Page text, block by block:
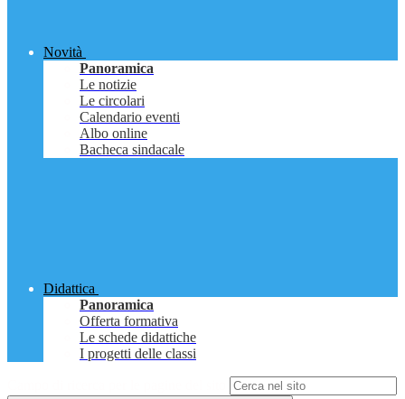
Novità
Panoramica
Le notizie
Le circolari
Calendario eventi
Albo online
Bacheca sindacale
Didattica
Panoramica
Offerta formativa
Le schede didattiche
I progetti delle classi